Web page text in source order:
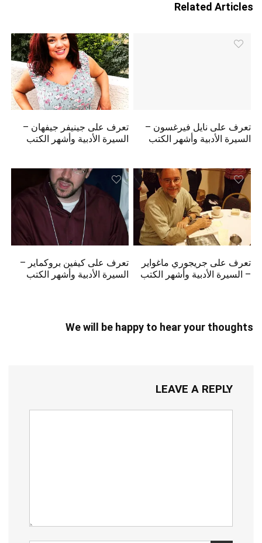
Related Articles
تعرف على نايل فيرغسون –
السيرة الأدبية وأشهر الكتب
تعرف على جينيفر جيفهان –
السيرة الأدبية وأشهر الكتب
تعرف على جريجوري ماغواير
– السيرة الأدبية وأشهر الكتب
تعرف على كيفين بروكماير –
السيرة الأدبية وأشهر الكتب
We will be happy to hear your thoughts
LEAVE A REPLY